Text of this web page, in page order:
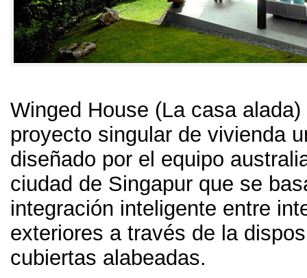
Winged House (La casa alada)
proyecto singular de vivienda
diseñado por el equipo
ciudad de Singapur que se
integración inteligente entre
exteriores a través de la
cubiertas alabeadas.